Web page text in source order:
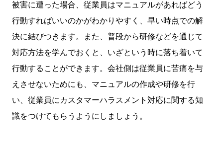
被害に遭った場合、従業員はマニュアルがあればどう
行動すればいいのかがわかりやすく、早い時点での解
決に結びつきます。また、普段から研修などを通じて
対応方法を学んでおくと、いざという時に落ち着いて
行動することができます。会社側は従業員に苦痛を与
えさせないためにも、マニュアルの作成や研修を行
い、従業員にカスタマーハラスメント対応に関する知
識をつけてもらうようにしましょう。